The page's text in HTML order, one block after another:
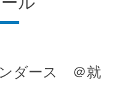
ンダース ＠就